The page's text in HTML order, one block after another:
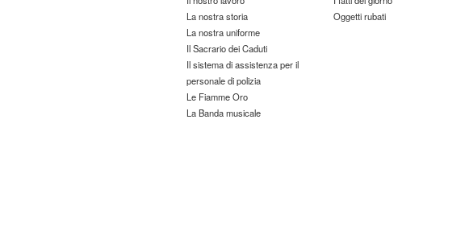
La nostra storia
La nostra uniforme
Il Sacrario dei Caduti
Il sistema di assistenza per il
personale di polizia
Le Fiamme Oro
La Banda musicale
Oggetti rubati